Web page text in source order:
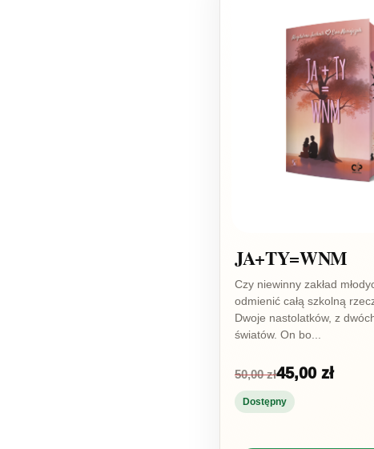
JA+TY=WNM
Czy niewinny zakład
odmienić całą szkolną
Dwoje nastolatków, z
światów. On bo...
50,00 zł45,00 zł
Dostępny